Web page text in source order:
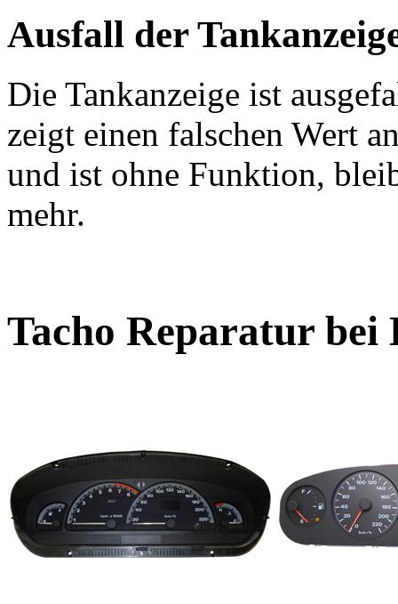
Ausfall der
Die Tankanzeige ist
zeigt einen falschen Wert
und ist ohne Funktion,
mehr.
Tacho Reparatur bei